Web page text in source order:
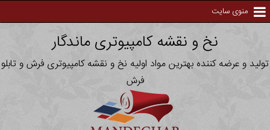
منوی سایت
نخ و نقشه کامپیوتری ماندگار
تولید و عرضه کننده بهترین مواد اولیه نخ و نقشه کامپیوتری فرش و تابلو
فرش